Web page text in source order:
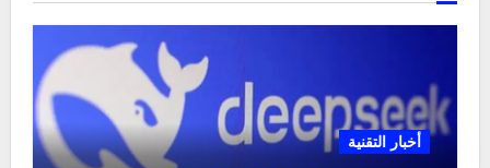
أخبار التقنية